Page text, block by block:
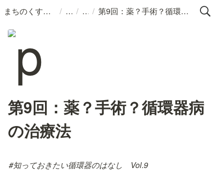
まちのくすりばこ / / / 第9回：薬？手術？循環器病の治療法
第9回：薬？手術？循環器病
の治療法
#知っておきたい循環器のはなし　Vol.9